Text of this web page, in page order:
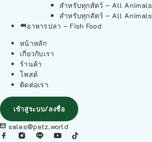
สำหรับทุกสัตว์ – All Animals
สำหรับทุกสัตว์ – All Animals
อาหารปลา – Fish Food
หน้าหลัก
เกี่ยวกับเรา
ร้านค้า
โพสต์
ติดต่อเรา
เข้าสู่ระบบ/ลงชื่อ
sales@petz.world